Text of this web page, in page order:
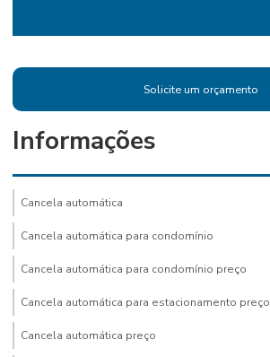
Solicite um orçamento
Informações
Cancela automática
Cancela automática para condomínio
Cancela automática para condomínio preço
Cancela automática para estacionamento preço
Cancela automática preço